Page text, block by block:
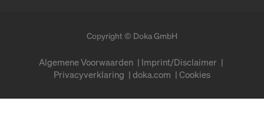
Copyright © Doka GmbH
Algemene Voorwaarden
Imprint/Disclaimer
Privacyverklaring
doka.com Cookies